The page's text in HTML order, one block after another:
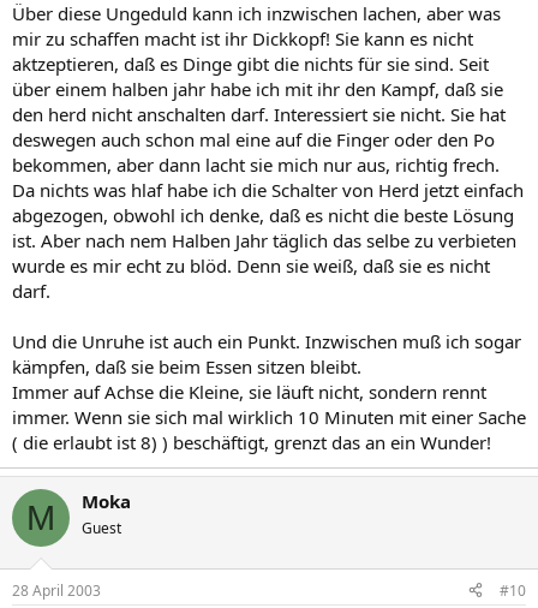
Über diese Ungeduld kann ich inzwischen lachen, aber was
mir zu schaffen macht ist ihr Dickkopf! Sie kann es nicht
aktzeptieren, daß es Dinge gibt die nichts für sie sind. Seit
über einem halben jahr habe ich mit ihr den Kampf, daß sie
den herd nicht anschalten darf. Interessiert sie nicht. Sie hat
deswegen auch schon mal eine auf die Finger oder den Po
bekommen, aber dann lacht sie mich nur aus, richtig frech.
Da nichts was hlaf habe ich die Schalter von Herd jetzt einfach
abgezogen, obwohl ich denke, daß es nicht die beste Lösung
ist. Aber nach nem Halben Jahr täglich das selbe zu verbieten
wurde es mir echt zu blöd. Denn sie weiß, daß sie es nicht
darf.
Und die Unruhe ist auch ein Punkt. Inzwischen muß ich sogar
kämpfen, daß sie beim Essen sitzen bleibt.
Immer auf Achse die Kleine, sie läuft nicht, sondern rennt
immer. Wenn sie sich mal wirklich 10 Minuten mit einer Sache
( die erlaubt ist 8) ) beschäftigt, grenzt das an ein Wunder!
M Moka
Guest
28 April 2003 #10